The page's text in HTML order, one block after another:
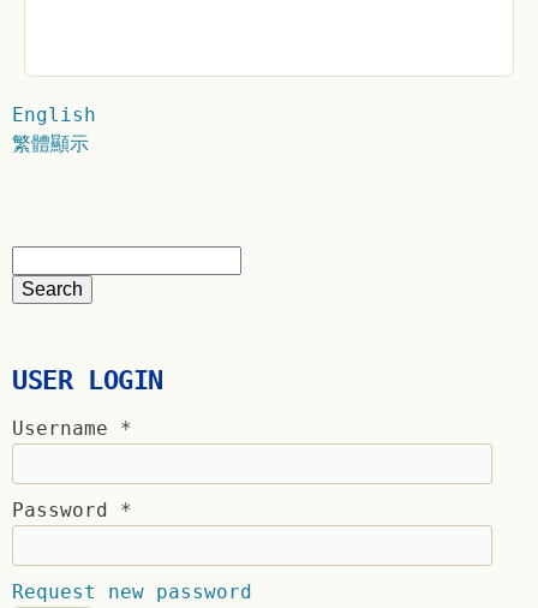
English
繁體顯示
USER LOGIN
Username *
Password *
Request new password